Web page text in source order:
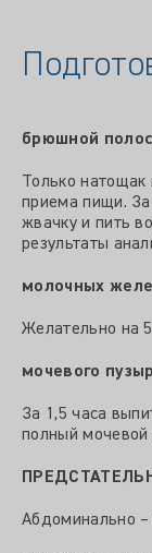
брюшной
Только
приема пищи.
жвачку и пить
результаты
молочных
Желательно на
мочевого
За 1,5 часа
полный мочевой
Абдоминально